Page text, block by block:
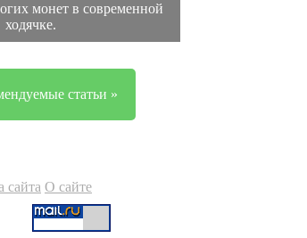
монет в современной
ходячке.
статьи »
сайта О сайте